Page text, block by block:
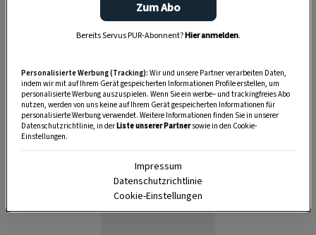
Zum Abo
Bereits Servus PUR-Abonnent?Hier anmelden.
Personalisierte Werbung (Tracking): Wir und unsere Partner verarbeiten Daten,
indem wir mit auf Ihrem Gerät gespeicherten Informationen Profile erstellen, um
personalisierte Werbung auszuspielen. Wenn Sie ein werbe– und trackingfreies Abo
nutzen, werden von uns keine auf Ihrem Gerät gespeicherten Informationen für
personalisierte Werbung verwendet. Weitere Informationen finden Sie in unserer
Datenschutzrichtlinie, in derListe unserer Partnersowie in den Cookie-
Einstellungen.
Impressum
Datenschutzrichtlinie
Cookie-Einstellungen